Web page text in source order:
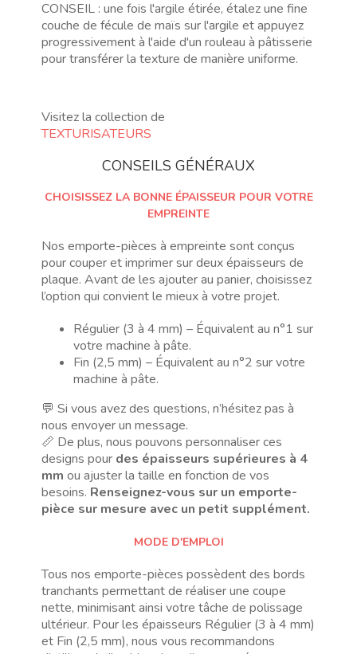
CONSEIL : une fois l'argile étirée, étalez une fine
couche de fécule de maïs sur l'argile et appuyez
progressivement à l'aide d'un rouleau à pâtisserie
pour transférer la texture de manière uniforme.
Visitez la collection de
TEXTURISATEURS
CONSEILS GÉNÉRAUX
CHOISISSEZ LA BONNE ÉPAISSEUR POUR VOTRE
EMPREINTE
Nos emporte-pièces à empreinte sont conçus
pour couper et imprimer sur deux épaisseurs de
plaque. Avant de les ajouter au panier, choisissez
l’option qui convient le mieux à votre projet.
Régulier (3 à 4 mm) – Équivalent au n°1 sur
votre machine à pâte.
Fin (2,5 mm) – Équivalent au n°2 sur votre
machine à pâte.
💬 Si vous avez des questions, n’hésitez pas à
nous envoyer un message.
📏 De plus, nous pouvons personnaliser ces
designs pour des épaisseurs supérieures à 4
mm ou ajuster la taille en fonction de vos
besoins. Renseignez-vous sur un emporte-
pièce sur mesure avec un petit supplément.
MODE D'EMPLOI
Tous nos emporte-pièces possèdent des bords
tranchants permettant de réaliser une coupe
nette, minimisant ainsi votre tâche de polissage
ultérieur. Pour les épaisseurs Régulier (3 à 4 mm)
et Fin (2,5 mm), nous vous recommandons